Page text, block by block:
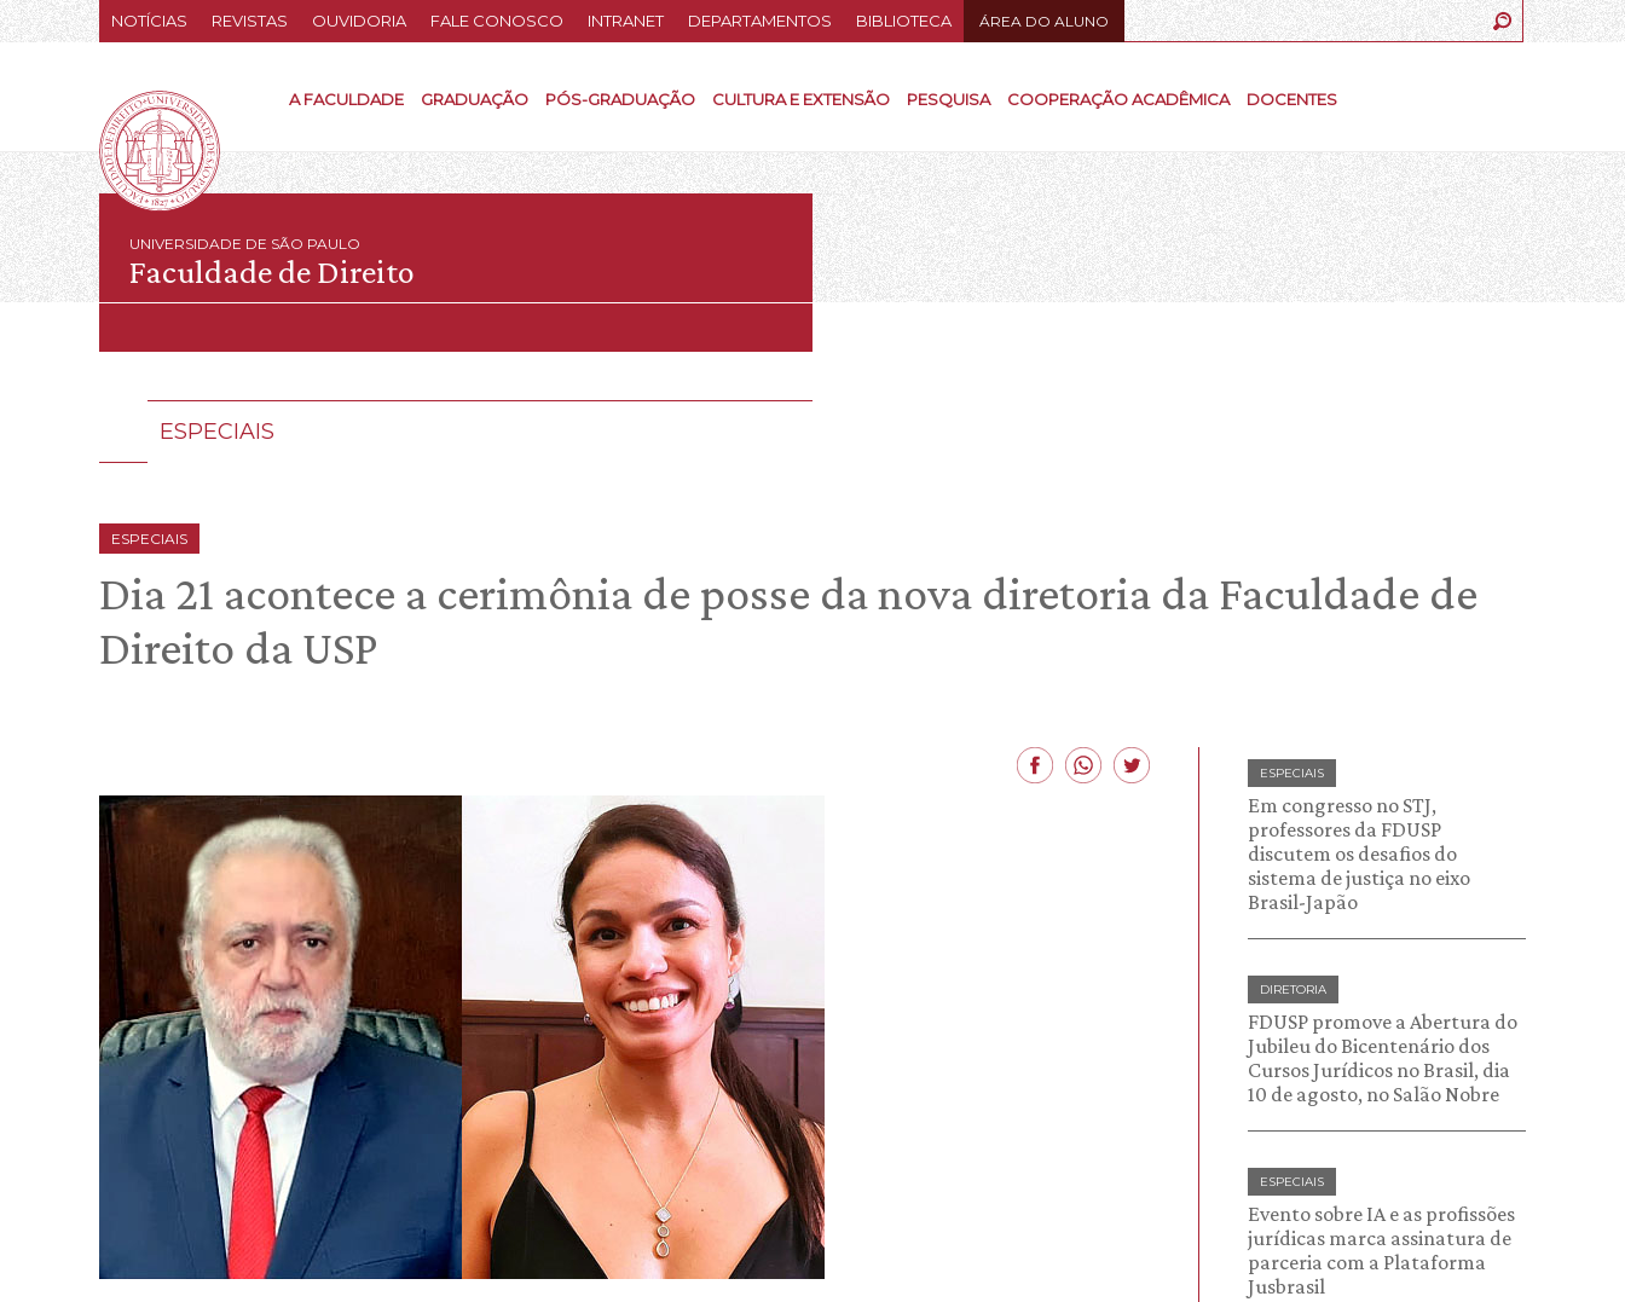
NOTÍCIAS REVISTAS OUVIDORIA FALE CONOSCO INTRANET DEPARTAMENTOS BIBLIOTECA ÁREA DO ALUNO
A FACULDADE GRADUAÇÃO PÓS-GRADUAÇÃO CULTURA E EXTENSÃO PESQUISA COOPERAÇÃO ACADÊMICA DOCENTES
UNIVERSIDADE DE SÃO PAULO
Faculdade de Direito
ESPECIAIS
ESPECIAIS
Dia 21 acontece a cerimônia de posse da nova diretoria da Faculdade de
Direito da USP
ESPECIAIS
Em congresso no STJ,
professores da FDUSP
discutem os desafios do
sistema de justiça no eixo
Brasil-Japão
DIRETORIA
FDUSP promove a Abertura do
Jubileu do Bicentenário dos
Cursos Jurídicos no Brasil, dia
10 de agosto, no Salão Nobre
ESPECIAIS
Evento sobre IA e as profissões
jurídicas marca assinatura de
parceria com a Plataforma
Jusbrasil